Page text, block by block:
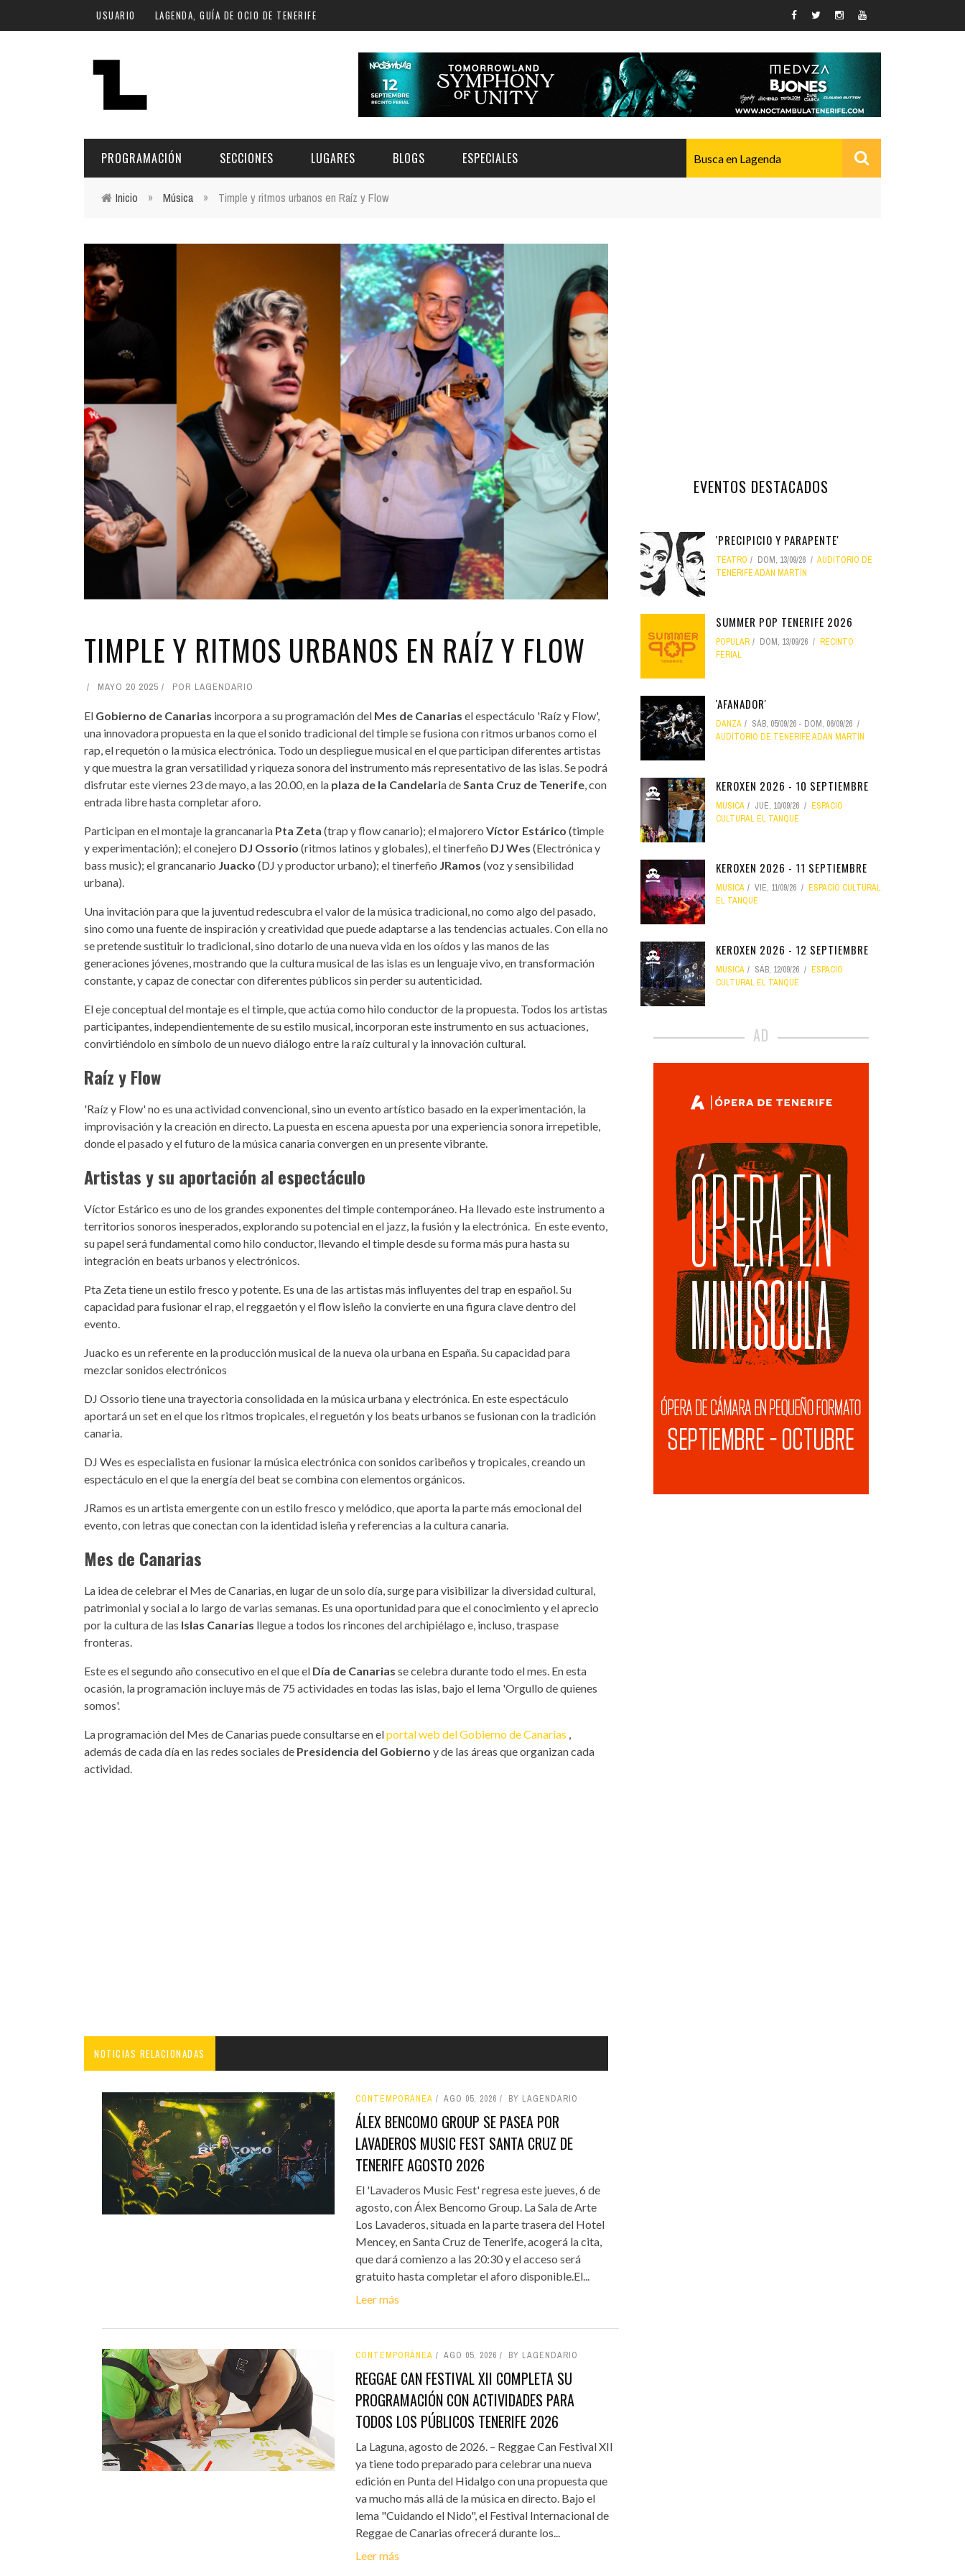
Pasar al contenido principal
USUARIO LAGENDA, GUÍA DE OCIO DE TENERIFE
PROGRAMACIÓN
Norte
Santa Cruz | La Laguna
Islas
Deporte y Naturaleza
Infantil
Música
Escénicas
SECCIONES
GASTRONOMÍA
INFANTIL
LUGARES
SALAS Y AUDITORIOS
ESPACIOS CULTURALES
NOCHE
LOCALES CON ACTUACIONES
COMERCIO
FORMATIVO
BLOGS ESPECIALES
FESTIVAL TAGANANA 2026
TENERIFE PHE FESTIVAL 2026
XXVII VERANO DE CUENTO
Inicio » Música » Timple y ritmos urbanos en Raíz y Flow
TIMPLE Y RITMOS URBANOS EN RAÍZ Y FLOW
MAYO 20 2025 POR LAGENDARIO
El Gobierno de Canarias incorpora a su programación del Mes de Canarias el espectáculo 'Raíz y Flow',
una innovadora propuesta en la que el sonido tradicional del timple se fusiona con ritmos urbanos como el
rap, el requetón o la música electrónica. Todo un despliegue musical en el que participan diferentes artistas
y que muestra la gran versatilidad y riqueza sonora del instrumento más representativo de las islas. Se podrá
disfrutar este viernes 23 de mayo, a las 20.00, en la plaza de la Candelaria de Santa Cruz de Tenerife , con
entrada libre hasta completar aforo.
Participan en el montaje la grancanaria Pta Zeta (trap y flow canario); el majorero Víctor Estárico (timple
y experimentación); el conejero DJ Ossorio (ritmos latinos y globales), el tinerfeño DJ Wes (Electrónica y
bass music); el grancanario Juacko (DJ y productor urbano); el tinerfeño JRamos (voz y sensibilidad
urbana).
Una invitación para que la juventud redescubra el valor de la música tradicional, no como algo del pasado,
sino como una fuente de inspiración y creatividad que puede adaptarse a las tendencias actuales. Con ella no
se pretende sustituir lo tradicional, sino dotarlo de una nueva vida en los oídos y las manos de las
generaciones jóvenes, mostrando que la cultura musical de las islas es un lenguaje vivo, en transformación
constante, y capaz de conectar con diferentes públicos sin perder su autenticidad.
El eje conceptual del montaje es el timple, que actúa como hilo conductor de la propuesta. Todos los artistas
participantes, independientemente de su estilo musical, incorporan este instrumento en sus actuaciones,
convirtiéndolo en símbolo de un nuevo diálogo entre la raíz cultural y la innovación cultural.
Raíz y Flow
'Raíz y Flow' no es una actividad convencional, sino un evento artístico basado en la experimentación, la
improvisación y la creación en directo. La puesta en escena apuesta por una experiencia sonora irrepetible,
donde el pasado y el futuro de la música canaria convergen en un presente vibrante.
Artistas y su aportación al espectáculo
Víctor Estárico es uno de los grandes exponentes del timple contemporáneo. Ha llevado este instrumento a
territorios sonoros inesperados, explorando su potencial en el jazz, la fusión y la electrónica. En este evento,
su papel será fundamental como hilo conductor, llevando el timple desde su forma más pura hasta su
integración en beats urbanos y electrónicos.
Pta Zeta tiene un estilo fresco y potente. Es una de las artistas más influyentes del trap en español. Su
capacidad para fusionar el rap, el reggaetón y el flow isleño la convierte en una figura clave dentro del
evento.
Juacko es un referente en la producción musical de la nueva ola urbana en España. Su capacidad para
mezclar sonidos electrónicos
DJ Ossorio tiene una trayectoria consolidada en la música urbana y electrónica. En este espectáculo
aportará un set en el que los ritmos tropicales, el reguetón y los beats urbanos se fusionan con la tradición
canaria.
DJ Wes es especialista en fusionar la música electrónica con sonidos caribeños y tropicales, creando un
espectáculo en el que la energía del beat se combina con elementos orgánicos.
JRamos es un artista emergente con un estilo fresco y melódico, que aporta la parte más emocional del
evento, con letras que conectan con la identidad isleña y referencias a la cultura canaria.
Mes de Canarias
La idea de celebrar el Mes de Canarias, en lugar de un solo día, surge para visibilizar la diversidad cultural,
patrimonial y social a lo largo de varias semanas. Es una oportunidad para que el conocimiento y el aprecio
por la cultura de las Islas Canarias llegue a todos los rincones del archipiélago e, incluso, traspase
fronteras.
Este es el segundo año consecutivo en el que el Día de Canarias se celebra durante todo el mes. En esta
ocasión, la programación incluye más de 75 actividades en todas las islas, bajo el lema 'Orgullo de quienes
somos'.
La programación del Mes de Canarias puede consultarse en elportal web del Gobierno de Canarias
además de cada día en las redes sociales de Presidencia del Gobierno y de las áreas que organizan cada
actividad.
NOTICIAS RELACIONADAS
CONTEMPORÁNEA AGO 05, 2026 BY LAGENDARIO
ÁLEX BENCOMO GROUP SE PASEA POR
LAVADEROS MUSIC FEST SANTA CRUZ DE
TENERIFE AGOSTO 2026
El 'Lavaderos Music Fest' regresa este jueves, 6 de
agosto, con Álex Bencomo Group. La Sala de Arte
Los Lavaderos, situada en la parte trasera del Hotel
Mencey, en Santa Cruz de Tenerife, acogerá la cita,
que dará comienzo a las 20:30 y el acceso será
gratuito hasta completar el aforo disponible.El...
Leer más
CONTEMPORÁNEA AGO 05, 2026 BY LAGENDARIO
REGGAE CAN FESTIVAL XII COMPLETA SU
PROGRAMACIÓN CON ACTIVIDADES PARA
TODOS LOS PÚBLICOS TENERIFE 2026
La Laguna, agosto de 2026. – Reggae Can Festival XII
ya tiene todo preparado para celebrar una nueva
edición en Punta del Hidalgo con una propuesta que
va mucho más allá de la música en directo. Bajo el
lema "Cuidando el Nido", el Festival Internacional de
Reggae de Canarias ofrecerá durante los...
Leer más
EVENTOS DESTACADOS
'PRECIPICIO Y PARAPENTE'
TEATRO DOM, 13/09/26
AUDITORIO DE
TENERIFE ADÁN MARTÍN
SUMMER POP TENERIFE 2026
POPULAR DOM, 13/09/26
RECINTO
FERIAL
'AFANADOR'
DANZA SÁB, 05/09/26 - DOM, 06/09/26
AUDITORIO DE TENERIFE ADÁN MARTÍN
KEROXEN 2026 - 10 SEPTIEMBRE
MÚSICA JUE, 10/09/26
ESPACIO
CULTURAL EL TANQUE
KEROXEN 2026 - 11 SEPTIEMBRE
MÚSICA VIE, 11/09/26
ESPACIO CULTURAL
EL TANQUE
KEROXEN 2026 - 12 SEPTIEMBRE
MÚSICA SÁB, 12/09/26
ESPACIO
CULTURAL EL TANQUE
AD